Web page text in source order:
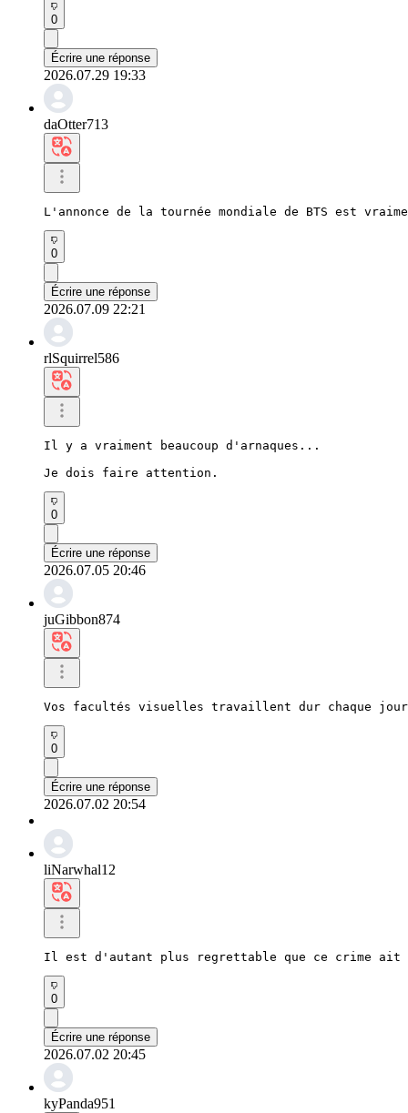
0
Écrire une réponse
2026.07.29 19:33
daOtter713
L'annonce de la tournée mondiale de BTS est
0
Écrire une réponse
2026.07.09 22:21
rlSquirrel586
Il y a vraiment beaucoup d'arnaques...
Je dois faire attention.
0
Écrire une réponse
2026.07.05 20:46
juGibbon874
Vos facultés visuelles travaillent dur chaque jour
0
Écrire une réponse
2026.07.02 20:54
liNarwhal12
Il est d'autant plus regrettable que ce crime ait
0
Écrire une réponse
2026.07.02 20:45
kyPanda951